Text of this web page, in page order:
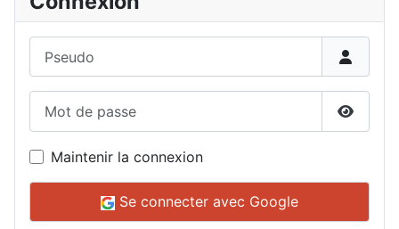
Maintenir la connexion
Se connecter avec Google